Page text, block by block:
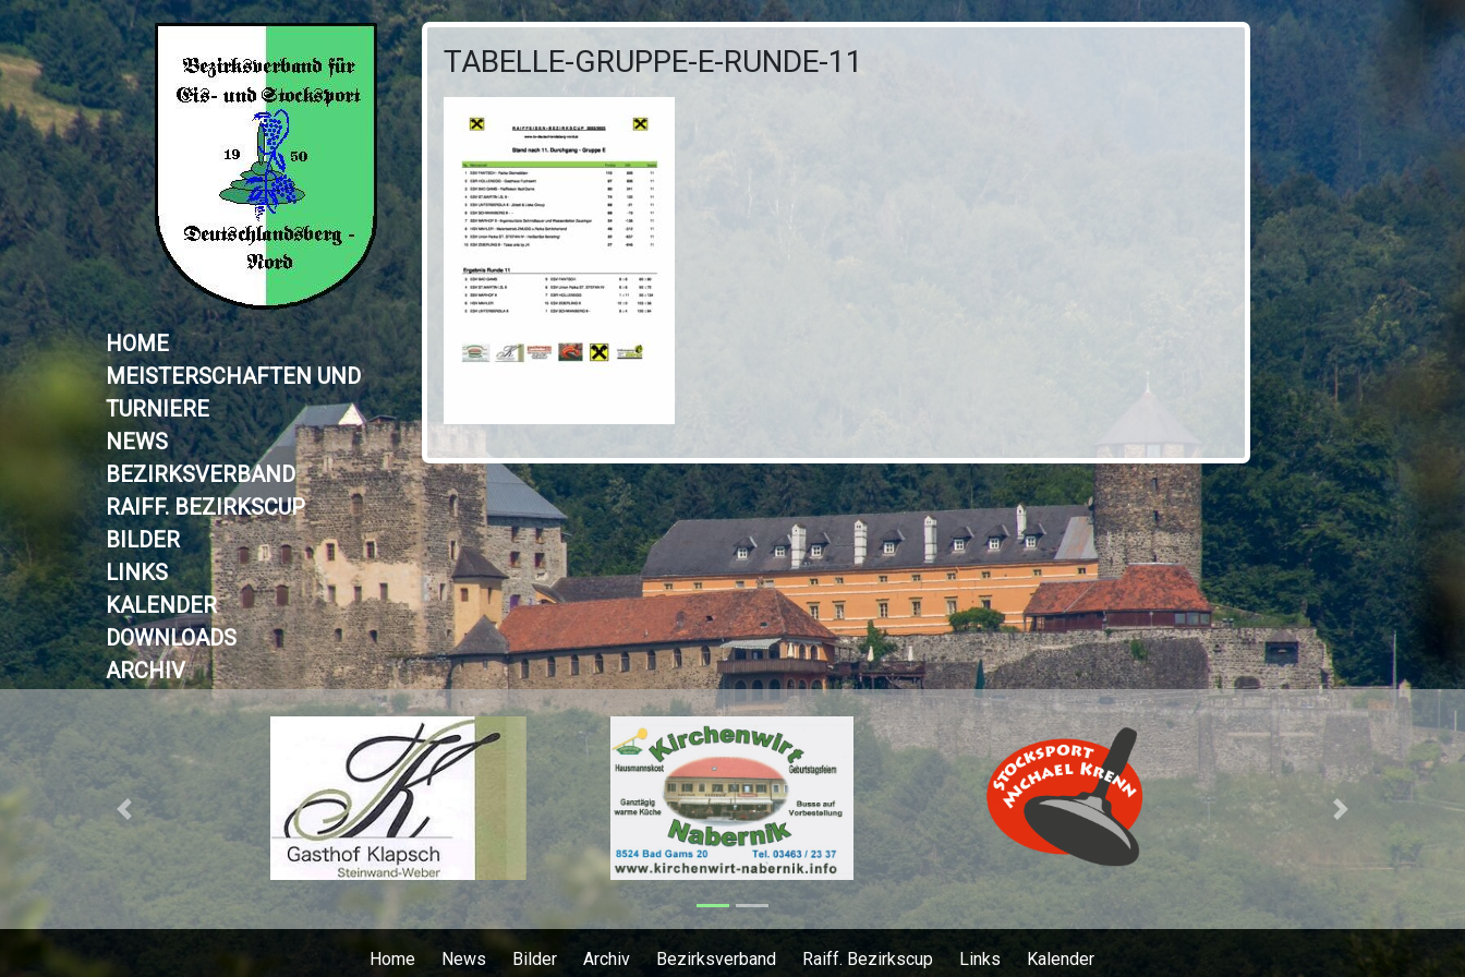
HOME
MEISTERSCHAFTEN UND
TURNIERE
NEWS
BEZIRKSVERBAND
RAIFF. BEZIRKSCUP
BILDER
LINKS
KALENDER
DOWNLOADS
ARCHIV
TABELLE-GRUPPE-E-RUNDE-11
Previous Next
Home News Bilder Archiv Bezirksverband Raiff. Bezirkscup Links
Kalender